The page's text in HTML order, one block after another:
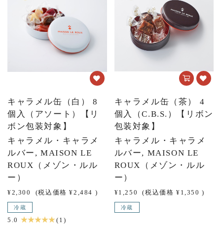
キャラメル缶（白） 8
個入（アソート）【リ
ボン包装対象】
キャラメル・キャラメ
ルバー, MAISON LE
ROUX（メゾン・ルル
ー）
¥2,300 (税込価格 ¥2,484 )
冷蔵
5.0 ★ ★ ★ ★ ★(1)
キャラメル缶（茶） 4
個入（C.B.S.）【リボン
包装対象】
キャラメル・キャラメ
ルバー, MAISON LE
ROUX（メゾン・ルル
ー）
¥1,250 (税込価格 ¥1,350 )
冷蔵